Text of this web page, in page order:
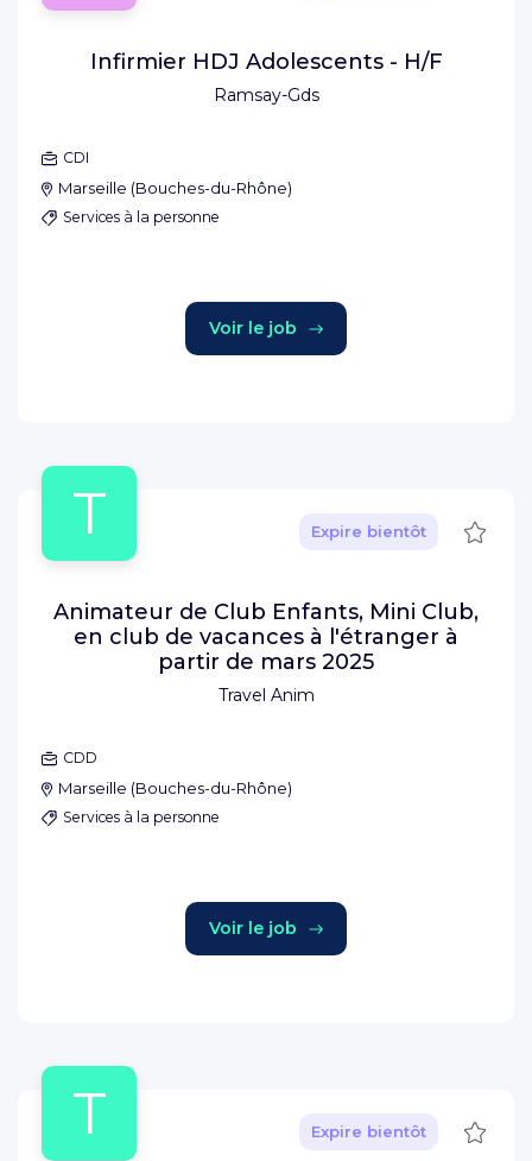
Ramsay-Gds
Infirmier HDJ Adolescents - H/F
CDI
Marseille (Bouches-du-Rhône)
Services à la personne
Voir le job
T
Travel Anim
Expire bientôt
Animateur de Club Enfants, Mini Club,
en club de vacances à l'étranger à
partir de mars 2025
CDD
Marseille (Bouches-du-Rhône)
Services à la personne
Voir le job
T Expire bientôt